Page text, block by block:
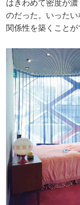
はきわめて密度が
のだった。いった
関係性を築くことが